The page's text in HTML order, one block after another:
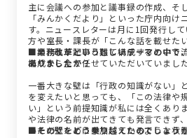
主に会議への参加と議事録の作成、そ
「みんかくだより」といった庁内向け
す。ニュースレターは月に1回発行し
方や室長・課長が「こんな話を載せた
とめ、私が記事として構成するという
構成から全て任せていただいていました
■業務改革という難しいテーマの中で
ありましたか？
一番大きな壁は「行政の知識がない」
を変えたいと思っても、「この法律や
い」という前提知識が私には全くあり
や法律の名前が出てきても発言できず
いただくために参加しているような状
■その壁をどう乗り越えたのでしょう